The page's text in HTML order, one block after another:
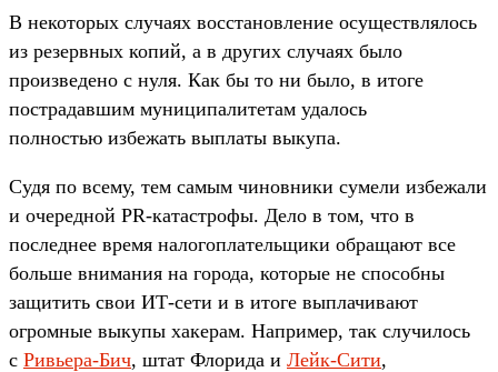
В некоторых случаях восстановление осуществлялось
из резервных копий, а в других случаях было
произведено с нуля. Как бы то ни было, в итоге
пострадавшим муниципалитетам удалось
полностью избежать выплаты выкупа.
Судя по всему, тем самым чиновники сумели избежали
и очередной PR-катастрофы. Дело в том, что в
последнее время налогоплательщики обращают все
больше внимания на города, которые не способны
защитить свои ИТ-сети и в итоге выплачивают
огромные выкупы хакерам. Например, так случилось
с Ривьера-Бич, штат Флорида и Лейк-Сити,